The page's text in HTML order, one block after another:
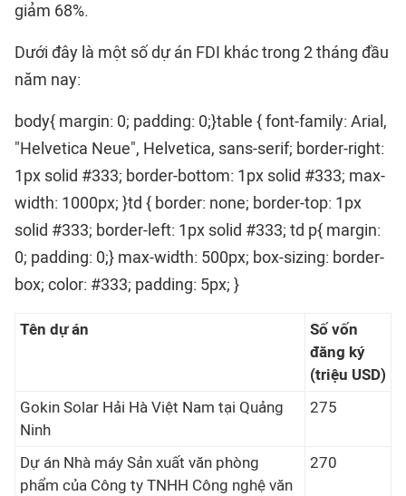
giảm 68%.
Dưới đây là một số dự án FDI khác trong 2 tháng đầu
năm nay:
body{ margin: 0; padding: 0;}table { font-family: Arial,
"Helvetica Neue", Helvetica, sans-serif; border-right:
1px solid #333; border-bottom: 1px solid #333; max-
width: 1000px; }td { border: none; border-top: 1px
solid #333; border-left: 1px solid #333; td p{ margin:
0; padding: 0;} max-width: 500px; box-sizing: border-
box; color: #333; padding: 5px; }
Tên dự án
Số vốn
đăng ký
(triệu USD)
Gokin Solar Hải Hà Việt Nam tại Quảng
Ninh
275
Dự án Nhà máy Sản xuất văn phòng
phẩm của Công ty TNHH Công nghệ văn
270